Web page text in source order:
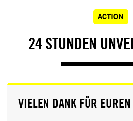
ACTION
24 STUNDEN
VIELEN DANK FÜR